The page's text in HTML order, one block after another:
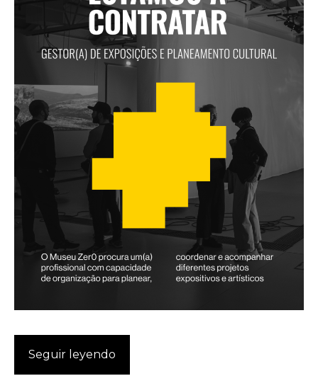
Seguir leyendo